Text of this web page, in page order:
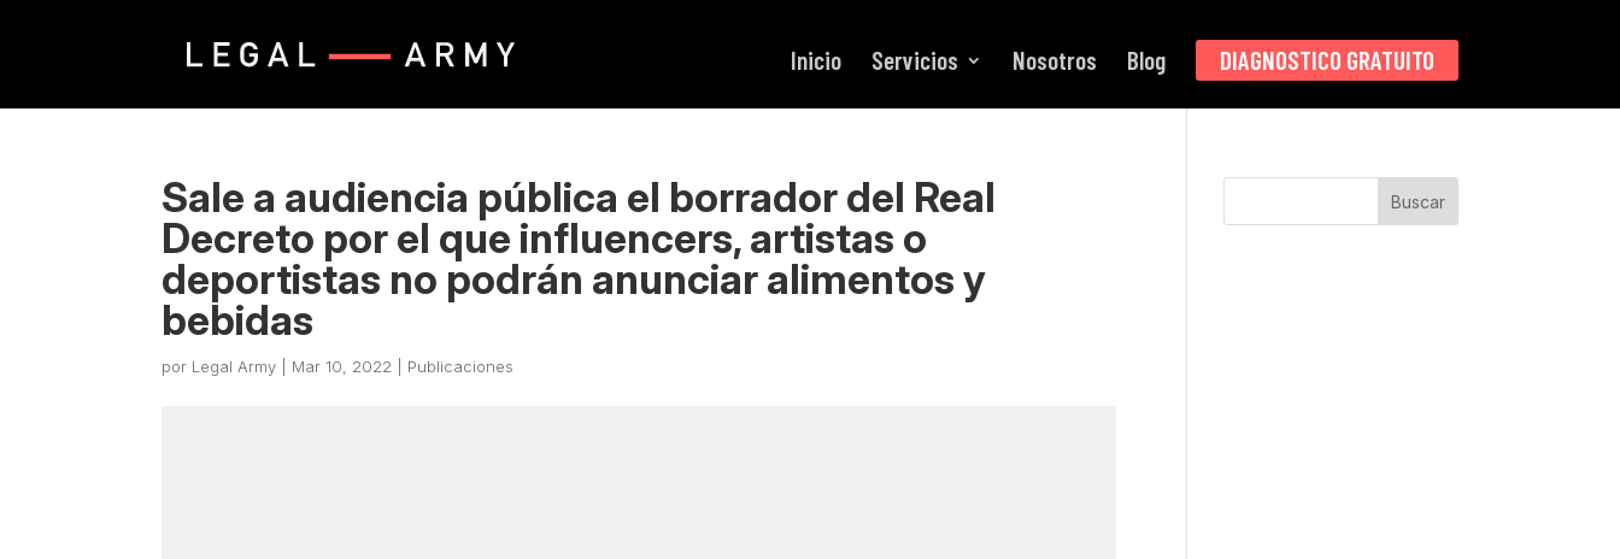
Inicio Servicios Nosotros Blog DIAGNOSTICO GRATUITO
Sale a audiencia pública el borrador del Real
Decreto por el que influencers, artistas o
deportistas no podrán anunciar alimentos y
bebidas
por Legal Army Mar 10, 2022 Publicaciones
Buscar